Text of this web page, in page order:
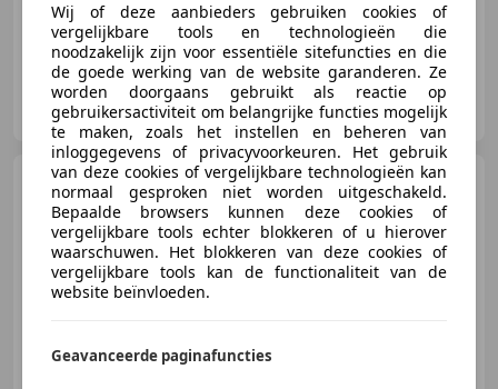
Loyaal Auto's
NL-2163 HC LISSE
Renault Twingo1.2 16V
Collection | 1E EIGENAAR |3/6
OF 12 MND GA
Wij of deze aanbieders gebruiken cookies of
vergelijkbare tools en technologieën die
noodzakelijk zijn voor essentiële sitefuncties en die
de goede werking van de website garanderen. Ze
worden doorgaans gebruikt als reactie op
gebruikersactiviteit om belangrijke functies mogelijk
te maken, zoals het instellen en beheren van
inloggegevens of privacyvoorkeuren. Het gebruik
van deze cookies of vergelijkbare technologieën kan
normaal gesproken niet worden uitgeschakeld.
Bepaalde browsers kunnen deze cookies of
vergelijkbare tools echter blokkeren of u hierover
waarschuwen. Het blokkeren van deze cookies of
vergelijkbare tools kan de functionaliteit van de
website beïnvloeden.
Geavanceerde paginafuncties